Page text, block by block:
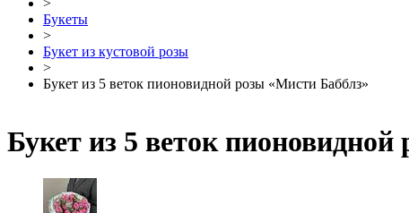
>
Букеты
>
Букет из кустовой розы
>
Букет из 5 веток пионовидной розы «Мисти Бабблз»
Букет из 5 веток